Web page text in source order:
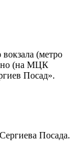
вокзала (метро
(на МЦК
Посад».
Посада.